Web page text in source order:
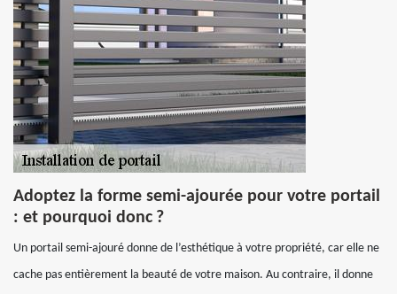
Adoptez la forme semi-ajourée pour votre portail
: et pourquoi donc ?
Un portail semi-ajouré donne de l’esthétique à votre propriété, car elle ne
cache pas entièrement la beauté de votre maison. Au contraire, il donne